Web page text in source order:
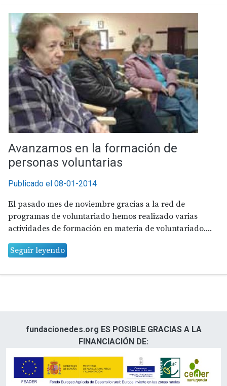
Avanzamos en la formación de
personas voluntarias
Publicado el 08-01-2014
El pasado mes de noviembre gracias a la red de
programas de voluntariado hemos realizado varias
actividades de formación en materia de voluntariado....
Seguir leyendo
fundacionedes.org ES POSIBLE GRACIAS A LA
FINANCIACIÓN DE: